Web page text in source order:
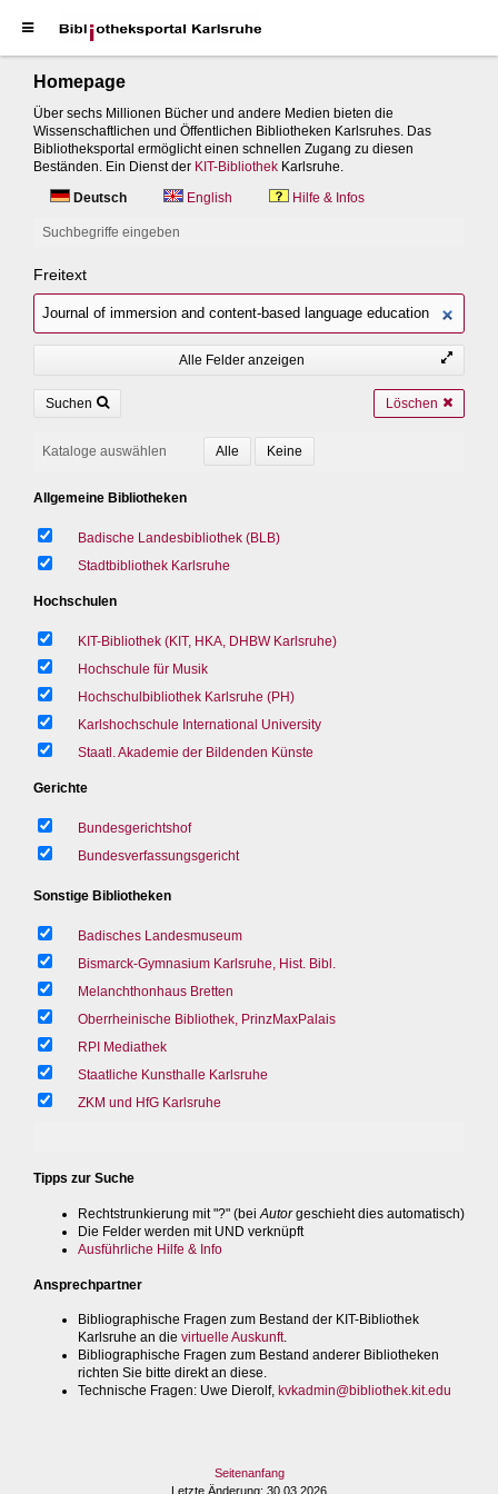
Homepage
Über sechs Millionen Bücher und andere Medien bieten die
Wissenschaftlichen und Öffentlichen Bibliotheken Karlsruhes. Das
Bibliotheksportal ermöglicht einen schnellen Zugang zu diesen
Beständen. Ein Dienst der KIT-Bibliothek Karlsruhe.
Deutsch
English Hilfe & Infos
Suchbegriffe eingeben
Freitext
Alle Felder anzeigen
Suchen Löschen
Kataloge auswählen
Allgemeine Bibliotheken
Badische Landesbibliothek (BLB)
Stadtbibliothek Karlsruhe
Hochschulen
KIT-Bibliothek (KIT, HKA, DHBW Karlsruhe)
Hochschule für Musik
Hochschulbibliothek Karlsruhe (PH)
Karlshochschule International University
Staatl. Akademie der Bildenden Künste
Gerichte
Bundesgerichtshof
Bundesverfassungsgericht
Sonstige Bibliotheken
Badisches Landesmuseum
Bismarck-Gymnasium Karlsruhe, Hist. Bibl.
Melanchthonhaus Bretten
Oberrheinische Bibliothek, PrinzMaxPalais
RPI Mediathek
Staatliche Kunsthalle Karlsruhe
ZKM und HfG Karlsruhe
Tipps zur Suche
Rechtstrunkierung mit "?" (bei Autorgeschieht dies automatisch)
Die Felder werden mit UND verknüpft
Ausführliche Hilfe & Info
Ansprechpartner
Bibliographische Fragen zum Bestand der KIT-Bibliothek
Karlsruhe an die virtuelle Auskunft.
Bibliographische Fragen zum Bestand anderer Bibliotheken
richten Sie bitte direkt an diese.
Technische Fragen: Uwe Dierolf, kvkadmin@bibliothek.kit.edu
Seitenanfang
Letzte Änderung: 30.03.2026